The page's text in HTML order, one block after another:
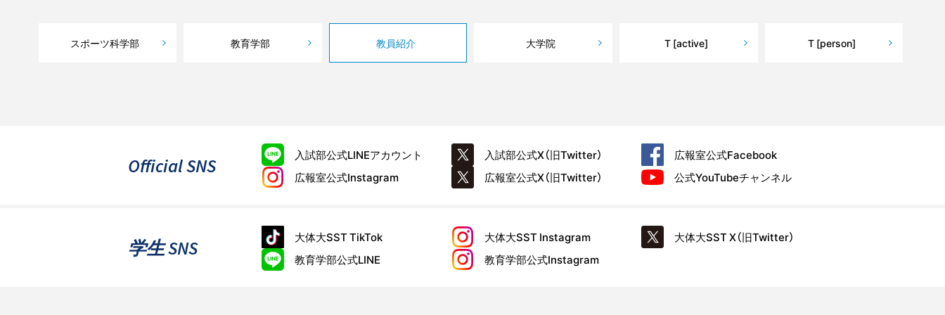
スポーツ科学部 教育学部 教員紹介 大学院 T [active] T [person]
Official SNS 入試部公式LINEアカウント 入試部公式X（旧Twitter） 広報室公式Facebook
広報室公式Instagram 広報室公式X（旧Twitter） 公式YouTubeチャンネル
学生 SNS 大体大SSTTikTok 大体大SST Instagram 大体大SSTX（旧Twitter）
教育学部公式LINE 教育学部公式Instagram